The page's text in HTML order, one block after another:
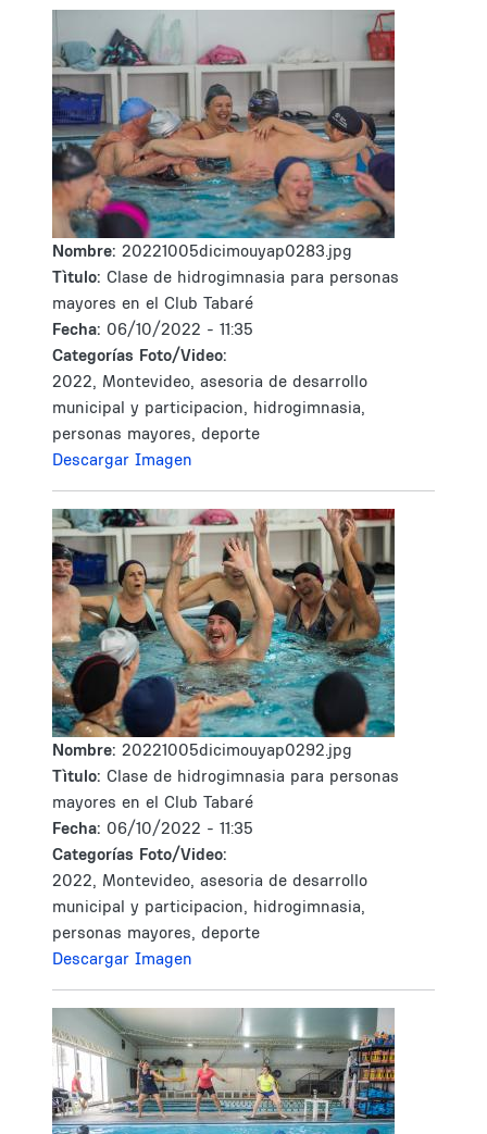
Nombre: 20221005dicimouyap0283.jpg
Tìtulo: Clase de hidrogimnasia para personas
mayores en el Club Tabaré
Fecha: 06/10/2022 - 11:35
Categorías Foto/Video:
2022, Montevideo, asesoria de desarrollo
municipal y participacion, hidrogimnasia,
personas mayores, deporte
Descargar Imagen
Nombre: 20221005dicimouyap0292.jpg
Tìtulo: Clase de hidrogimnasia para personas
mayores en el Club Tabaré
Fecha: 06/10/2022 - 11:35
Categorías Foto/Video:
2022, Montevideo, asesoria de desarrollo
municipal y participacion, hidrogimnasia,
personas mayores, deporte
Descargar Imagen